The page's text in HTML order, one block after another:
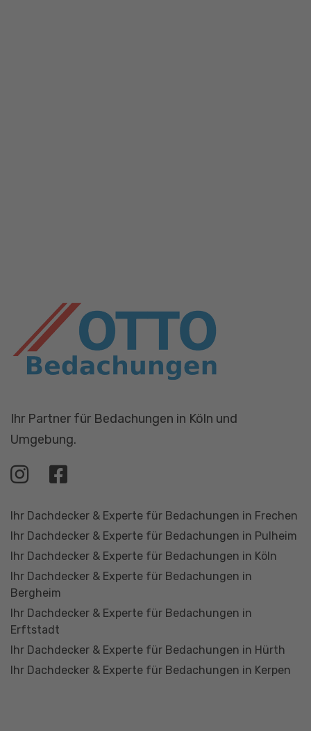
Ihr Partner für Bedachungen in Köln und
Umgebung.
Ihr Dachdecker & Experte für Bedachungen in Frechen
Ihr Dachdecker & Experte für Bedachungen in Pulheim
Ihr Dachdecker & Experte für Bedachungen in Köln
Ihr Dachdecker & Experte für Bedachungen in
Bergheim
Ihr Dachdecker & Experte für Bedachungen in
Erftstadt
Ihr Dachdecker & Experte für Bedachungen in Hürth
Ihr Dachdecker & Experte für Bedachungen in Kerpen